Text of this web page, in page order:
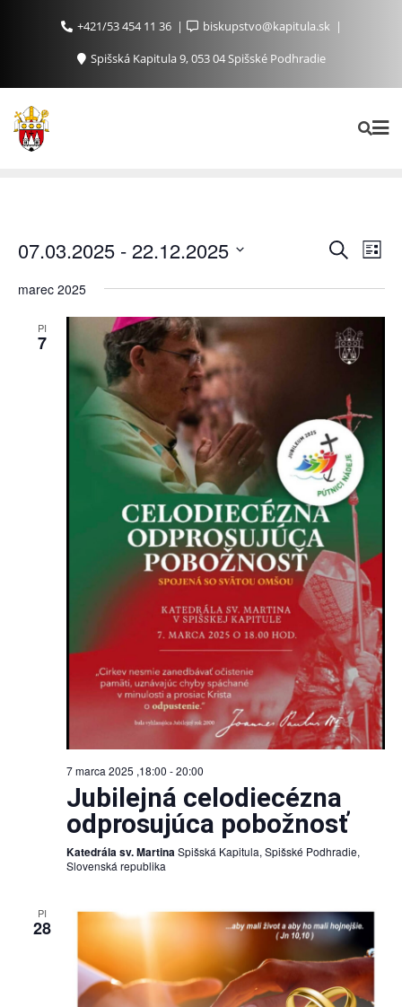
+421/53 454 11 36
biskupstvo@kapitula.sk
Spišská Kapitula 9, 053 04 Spišské Podhradie
Udalosti
and
Views
Vyhľadať
List
07.03.2025 - 22.12.2025
dátum.
marec 2025
PI
7
7 marca 2025 ,18:00 -20:00
Jubilejná celodiecézna
odprosujúca pobožnosť
Katedrála sv. MartinaSpišská Kapitula, Spišské Podhradie,
Slovenská republika
PI
28